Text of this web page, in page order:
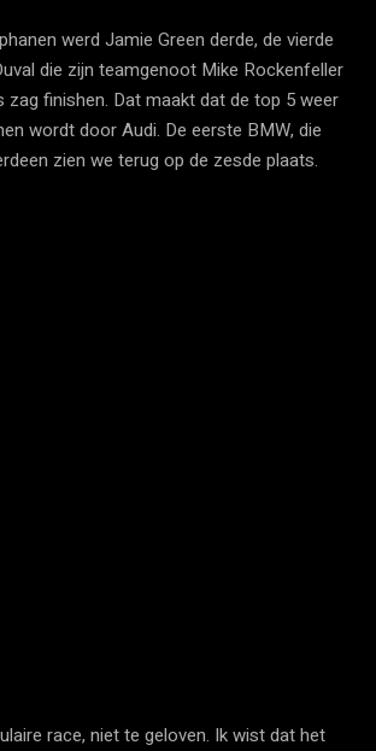
werd Jamie Green derde, de vierde
die zijn teamgenoot Mike Rockenfeller
zag finishen. Dat maakt dat de top 5 weer
wordt door Audi. De eerste BMW, die
zien we terug op de zesde plaats.
race, niet te geloven. Ik wist dat het